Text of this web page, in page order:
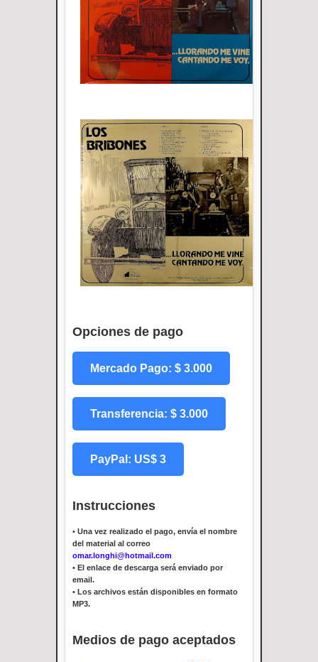
Opciones de pago
Mercado Pago: $ 3.000
Transferencia: $ 3.000
PayPal: US$ 3
Instrucciones
• Una vez realizado el pago, envía el nombre
del material al correo
omar.longhi@hotmail.com
• El enlace de descarga será enviado por
email.
• Los archivos están disponibles en formato
MP3.
Medios de pago aceptados